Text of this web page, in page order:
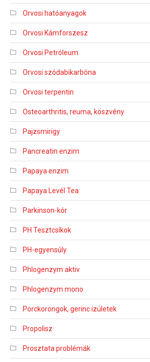
Orvosi hatóanyagok
Orvosi Kámforszesz
Orvosi Petróleum
Orvosi szódabikarbóna
Orvosi terpentin
Osteoarthritis, reuma, köszvény
Pajzsmirigy
Pancreatin enzim
Papaya enzim
Papaya Levél Tea
Parkinson-kór
PH Tesztcsíkok
PH-egyensúly
Phlogenzym aktiv
Phlogenzym mono
Porckorongok, gerinc izületek
Propolisz
Prosztata problémák